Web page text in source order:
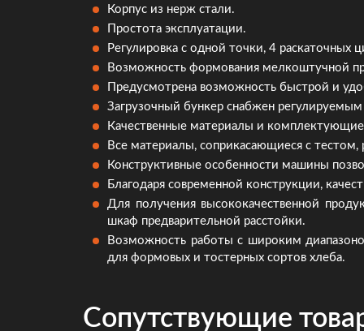
Корпус из нерж стали.
Простота эксплуатации.
Регулировка с одной точки, 4 раскаточных
Возможность формования мелкоштучной
Предусмотрена возможность быстрой и
Загрузочный бункер снабжен
Качественные материалы и
Все материалы, соприкасающиеся с
Конструктивные особенности машины
Благодаря современной конструкции,
Для получения высококачественной
шкаф предварительной расстойки.
Возможность работы с широким
для формовых и тостерных сортов хлеба.
Сопутствующие